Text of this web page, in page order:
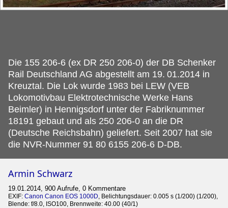
Die 155 206-6 (ex DR 250 206-0) der DB Schenker
Rail Deutschland AG abgestellt am 19. 01.2014 in
Kreuztal. Die Lok wurde 1983 bei LEW (VEB
Lokomotivbau Elektrotechnische Werke Hans
Beimler) in Hennigsdorf unter der Fabriknummer
18191 gebaut und als 250 206-0 an die DR
(Deutsche Reichsbahn) geliefert. Seit 2007 hat sie
die NVR-Nummer 91 80 6155 206-6 D-DB.
Armin Schwarz
19.01.2014, 900 Aufrufe, 0 Kommentare
EXIF: Canon Canon EOS 1000D , Belichtungsdauer: 0.005 s (1/200) (1/200),
Blende: f/8.0, ISO100, Brennweite: 40.00 (40/1)